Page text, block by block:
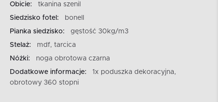
Obicie:
tkanina szenil
Siedzisko fotel:
bonell
Pianka siedzisko:
gęstość 30kg/m3
Stelaż:
mdf, tarcica
Nóżki:
noga obrotowa czarna
Dodatkowe informacje:
1x poduszka dekoracyjna,
obrotowy 360 stopni